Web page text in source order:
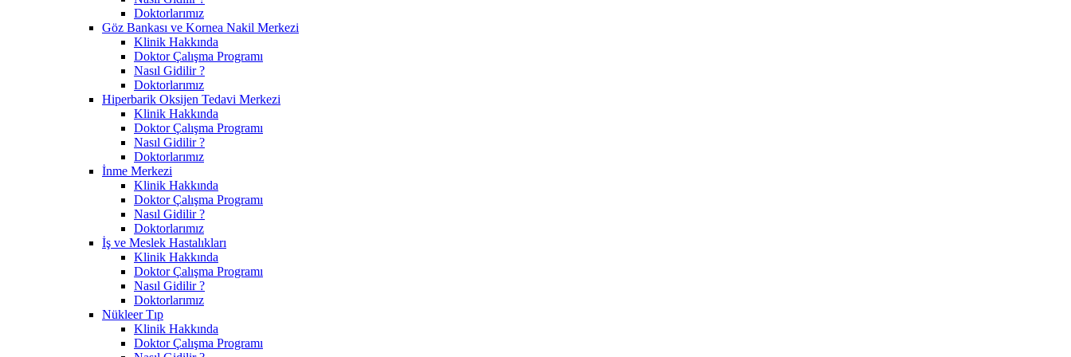
Doktorlarımız
Göz Bankası ve Kornea Nakil Merkezi
Klinik Hakkında
Doktor Çalışma Programı
Nasıl Gidilir ?
Doktorlarımız
Hiperbarik Oksijen Tedavi Merkezi
Klinik Hakkında
Doktor Çalışma Programı
Nasıl Gidilir ?
Doktorlarımız
İnme Merkezi
Klinik Hakkında
Doktor Çalışma Programı
Nasıl Gidilir ?
Doktorlarımız
İş ve Meslek Hastalıkları
Klinik Hakkında
Doktor Çalışma Programı
Nasıl Gidilir ?
Doktorlarımız
Nükleer Tıp
Klinik Hakkında
Doktor Çalışma Programı